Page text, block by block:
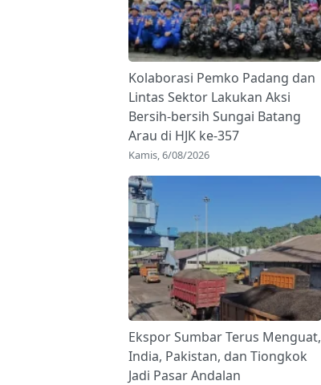
Kolaborasi Pemko Padang dan
Lintas Sektor Lakukan Aksi
Bersih-bersih Sungai Batang
Arau di HJK ke-357
Kamis, 6/08/2026
Ekspor Sumbar Terus Menguat,
India, Pakistan, dan Tiongkok
Jadi Pasar Andalan